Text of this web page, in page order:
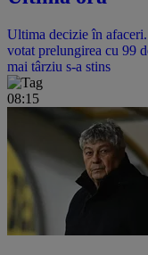
Ultima decizie în
votat prelungirea cu 99
mai târziu s-a stins
08:15